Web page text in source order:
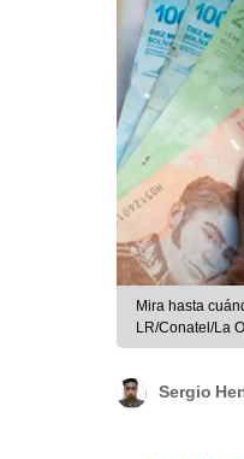
Mira hasta
LR/Conatel/La
Sergio